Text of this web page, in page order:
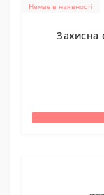
Немає в наявності
Захисна